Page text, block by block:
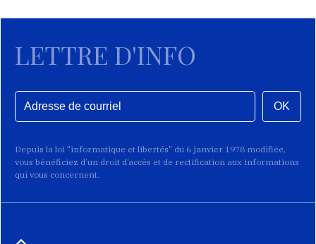
LETTRE D'INFO
OK
Depuis la loi "informatique et libertés" du 6 janvier 1978 modifiée,
vous bénéficiez d’un droit d’accès et de rectification aux informations
qui vous concernent.